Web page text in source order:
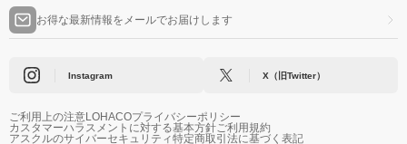
お得な最新情報をメールでお届けします
Instagram X（旧Twitter）
ご利用上の注意LOHACOプライバシーポリシー
カスタマーハラスメントに対する基本方針ご利用規約
アスクルのサイバーセキュリティ特定商取引法に基づく表記